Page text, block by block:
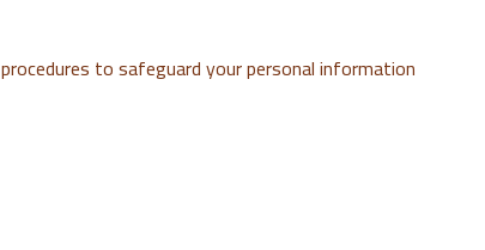
to safeguard your personal information.